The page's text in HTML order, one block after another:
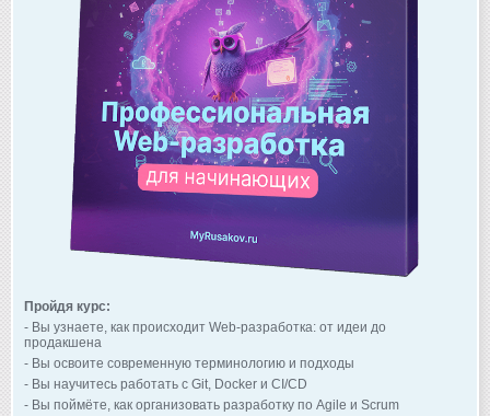
Пройдя курс:
- Вы узнаете, как происходит Web-разработка: от идеи до
продакшена
- Вы освоите современную терминологию и подходы
- Вы научитесь работать с Git, Docker и CI/CD
- Вы поймёте, как организовать разработку по Agile и Scrum